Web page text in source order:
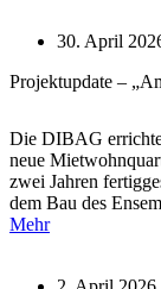
30. April
Projektupdate –
Die DIBAG
neue
zwei Jahren
dem Bau des
Mehr